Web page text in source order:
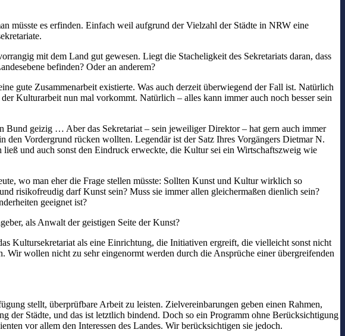
müsste es erfinden. Einfach weil aufgrund der Vielzahl der Städte in NRW eine
mit dem Land gut gewesen. Liegt die Stacheligkeit des Sekretariats daran, dass
befinden? Oder an anderem?
gute Zusammenarbeit existierte. Was auch derzeit überwiegend der Fall ist. Natürlich
Kulturarbeit nun mal vorkommt. Natürlich – alles kann immer auch noch besser sein
Bund geizig … Aber das Sekretariat – sein jeweiliger Direktor – hat gern auch immer
Vordergrund rücken wollten. Legendär ist der Satz Ihres Vorgängers Dietmar N.
und auch sonst den Eindruck erweckte, die Kultur sei ein Wirtschaftszweig wie
wo man eher die Frage stellen müsste: Sollten Kunst und Kultur wirklich so
risikofreudig darf Kunst sein? Muss sie immer allen gleichermaßen dienlich sein?
geeignet ist?
als Anwalt der geistigen Seite der Kunst?
Kultursekretariat als eine Einrichtung, die Initiativen ergreift, die vielleicht sonst nicht
wollen nicht zu sehr eingenormt werden durch die Ansprüche einer übergreifenden
stellt, überprüfbare Arbeit zu leisten. Zielvereinbarungen geben einen Rahmen,
der Städte, und das ist letztlich bindend. Doch so ein Programm ohne Berücksichtigung
vor allem den Interessen des Landes. Wir berücksichtigen sie jedoch.